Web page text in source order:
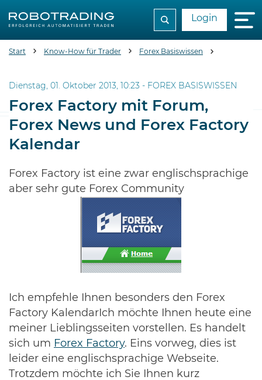
Login
Start Know-How für Trader Forex Basiswissen
Dienstag, 01. Oktober 2013, 10:23 - FOREX BASISWISSEN
Forex Factory mit Forum,
Forex News und Forex Factory
Kalendar
Forex Factory ist eine zwar englischsprachige
aber sehr gute Forex Community
Ich empfehle Ihnen besonders den Forex
Factory KalendarIch möchte Ihnen heute eine
meiner Lieblingsseiten vorstellen. Es handelt
sich um Forex Factory. Eins vorweg, dies ist
leider eine englischsprachige Webseite.
Trotzdem möchte ich Sie Ihnen kurz